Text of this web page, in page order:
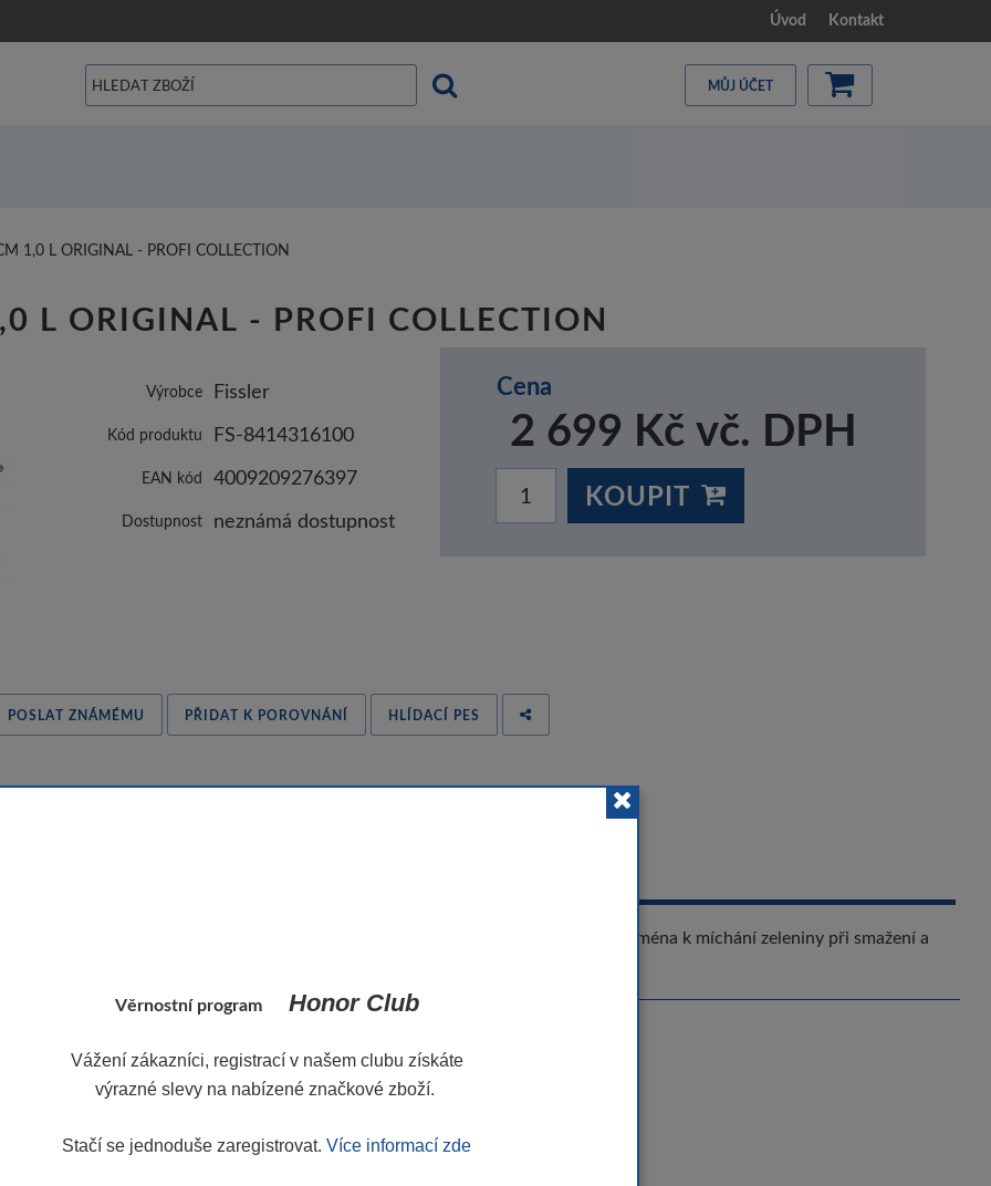
Úvod Kontakt
MŮJ ÚČET
1,0 L ORIGINAL - PROFI COLLECTION
L ORIGINAL - PROFI COLLECTION
Výrobce Fissler
Kód produktu FS-8414316100
EAN kód 4009209276397
Dostupnost neznámá dostupnost
Cena
2 699 Kč vč. DPH
KOUPIT
POSLAT ZNÁMÉMU PŘIDAT K POROVNÁNÍ HLÍDACÍ PES
snadno uchopitelnou, nepřehřívající se rukojetí z nerezové oceli. Vhodná zejména k míchání zeleniny při smažení a
oceli, vhodné pro mytí v myčce nádobí. - Fissler
Věrnostní programHonor Club
Vážení zákazníci, registrací v našem clubu získáte
výrazné slevy na nabízené značkové zboží.
Stačí se jednoduše zaregistrovat. Více informací zde